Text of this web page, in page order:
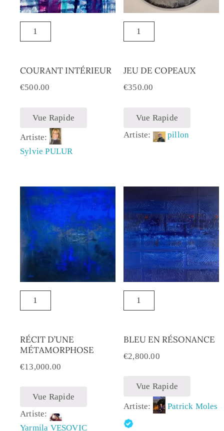
COURANT INTÉRIEUR
€500.00
Vue Rapide
Artiste:
Sylvie PULUR
JEU DE COPEAUX
€350.00
Vue Rapide
Artiste:
pillon
RÉCIT D’UNE
MÉTAMORPHOSE
€13,000.00
Vue Rapide
Artiste:
Yarmila VESOVIC
BLEU EN RÉSONANCE
€2,800.00
Vue Rapide
Artiste: Patrick Moles